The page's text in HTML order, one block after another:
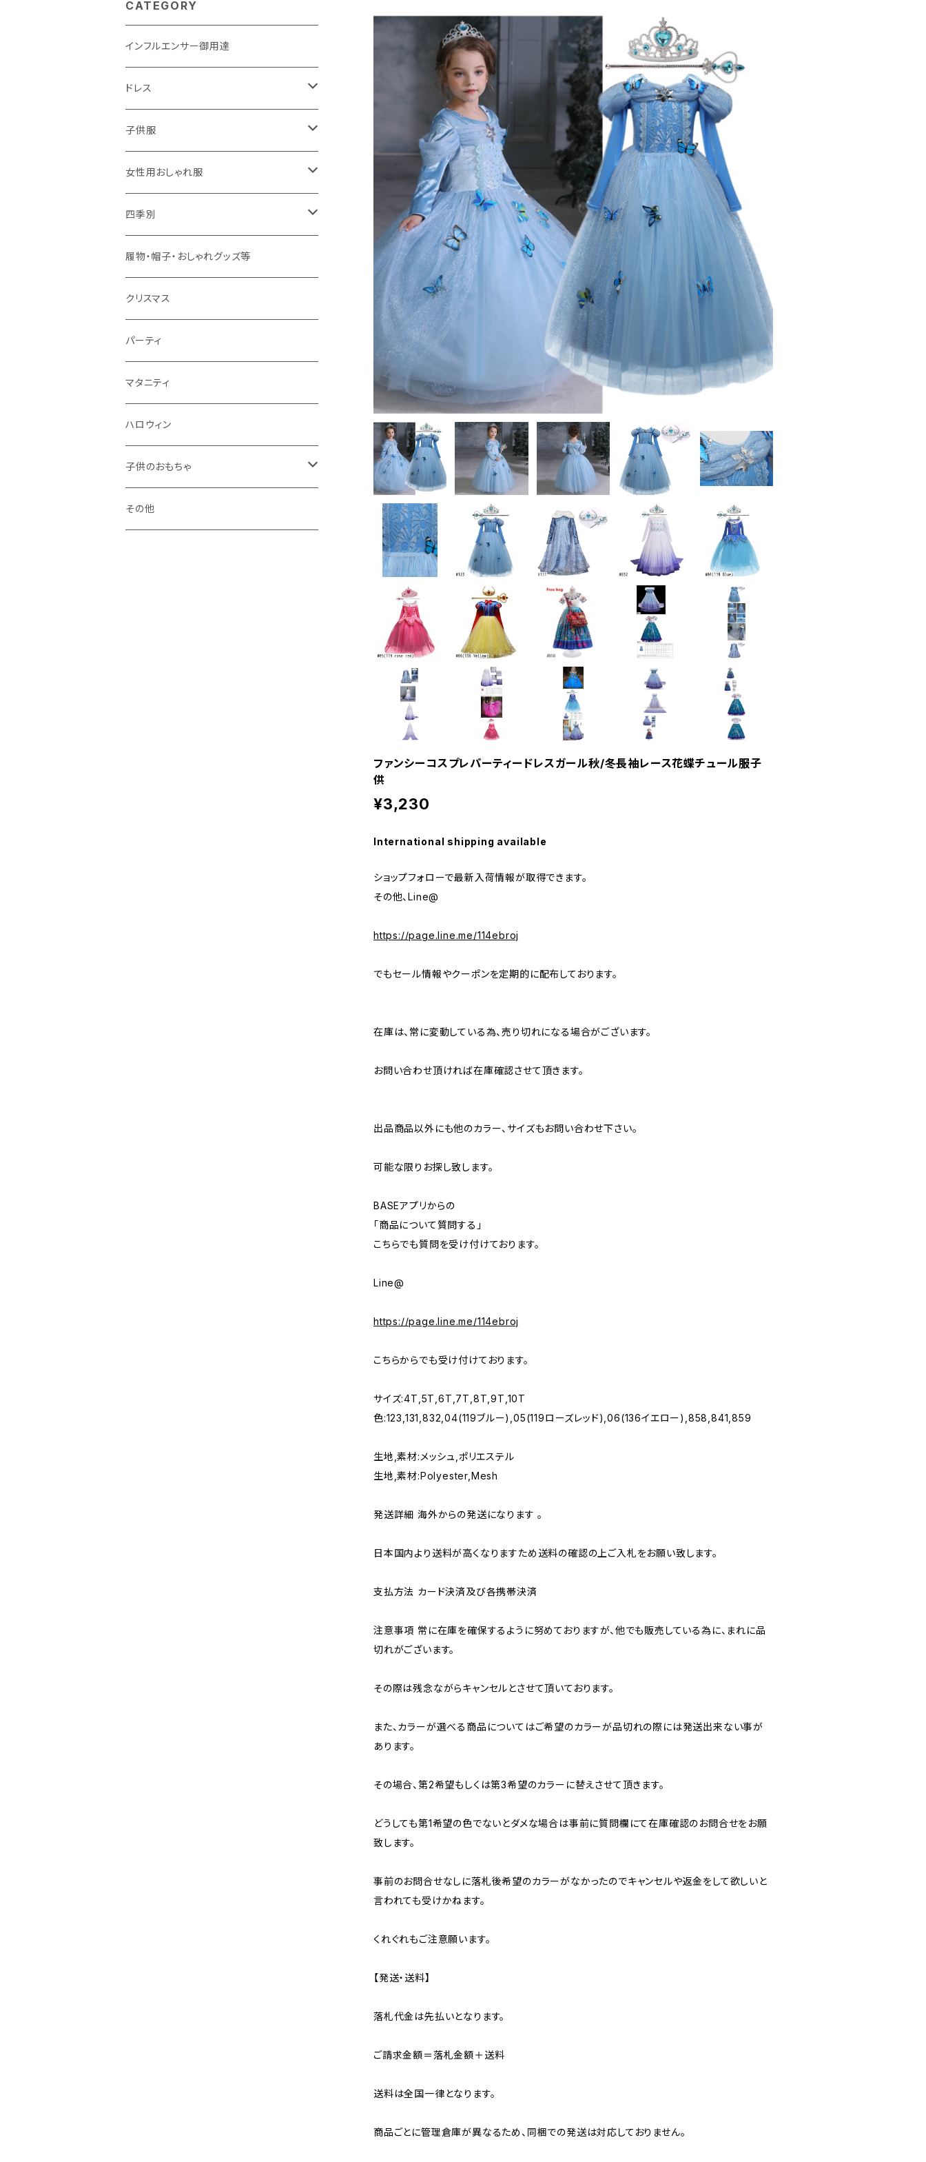
ファンシーコスプレパーティードレスガール秋/冬長袖レース花蝶チュール服子
供
¥3,230
International shipping available
ショップフォローで最新入荷情報が取得できます。
その他、Line@
https://page.line.me/114ebroj
でもセール情報やクーポンを定期的に配布しております。
在庫は、常に変動している為、売り切れになる場合がございます。
お問い合わせ頂ければ在庫確認させて頂きます。
出品商品以外にも他のカラー、サイズもお問い合わせ下さい。
可能な限りお探し致します。
BASEアプリからの
「商品について質問する」
こちらでも質問を受け付けております。
Line@
https://page.line.me/114ebroj
こちらからでも受け付けております。
サイズ:4T,5T,6T,7T,8T,9T,10T
色:123,131,832,04(119ブルー),05(119ローズレッド),06(136イエロー),858,841,859
生地,素材:メッシュ,ポリエステル
生地,素材:Polyester,Mesh
発送詳細 海外からの発送になります 。
日本国内より送料が高くなりますため送料の確認の上ご入札をお願い致します。
支払方法 カード決済及び各携帯決済
注意事項 常に在庫を確保するように努めておりますが、他でも販売している為に、まれに品
切れがございます。
その際は残念ながらキャンセルとさせて頂いております。
また、カラーが選べる商品についてはご希望のカラーが品切れの際には発送出来ない事が
あります。
その場合、第2希望もしくは第3希望のカラーに替えさせて頂きます。
どうしても第1希望の色でないとダメな場合は事前に質問欄にて在庫確認のお問合せをお願
致します。
事前のお問合せなしに落札後希望のカラーがなかったのでキャンセルや返金をして欲しいと
言われても受けかねます。
くれぐれもご注意願います。
【発送・送料】
落札代金は先払いとなります。
ご請求金額＝落札金額＋送料
送料は全国一律となります。
商品ごとに管理倉庫が異なるため、同梱での発送は対応しておりません。
CATEGORY
インフルエンサー御用達
ドレス
子供用
大人用
子供服
男の子用
春夏用
秋冬用
女の子用
春夏用
秋冬用
女性用おしゃれ服
ドレス
春夏用
秋冬用
四季別
春
夏
秋
冬
履物・帽子・おしゃれグッズ等
クリスマス
パーティ
マタニティ
ハロウィン
子供のおもちゃ
ブロック系
その他